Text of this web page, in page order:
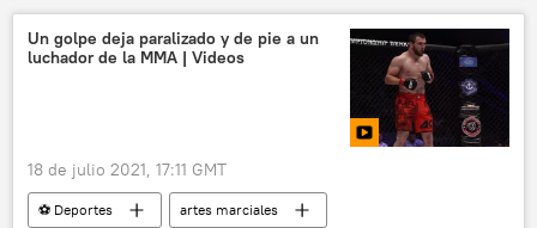
Un golpe deja paralizado y de pie a un
luchador de la MMA | Videos
18 de julio 2021, 17:11 GMT
⚽ Deportes artes marciales